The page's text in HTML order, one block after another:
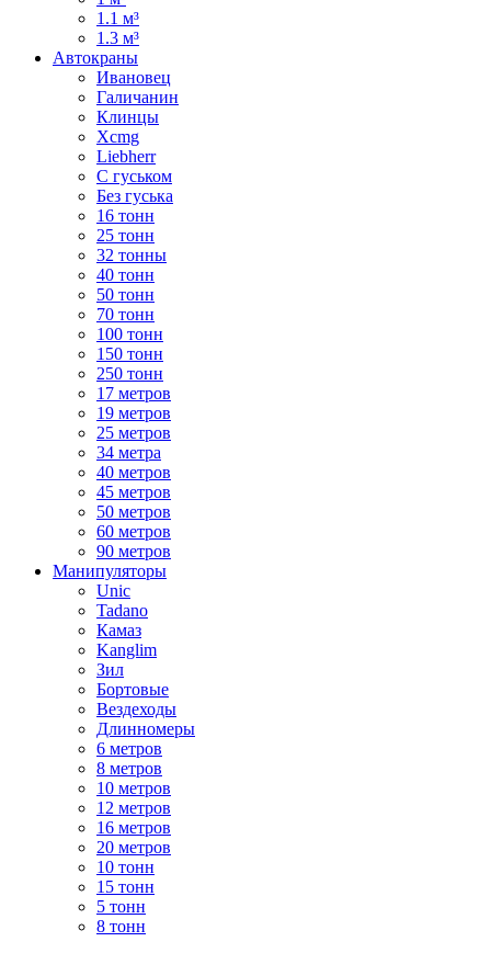
1.1 м³
1.3 м³
Автокраны
Ивановец
Галичанин
Клинцы
Xcmg
Liebherr
С гуськом
Без гуська
16 тонн
25 тонн
32 тонны
40 тонн
50 тонн
70 тонн
100 тонн
150 тонн
250 тонн
17 метров
19 метров
25 метров
34 метра
40 метров
45 метров
50 метров
60 метров
90 метров
Манипуляторы
Unic
Tadano
Камаз
Kanglim
Зил
Бортовые
Вездеходы
Длинномеры
6 метров
8 метров
10 метров
12 метров
16 метров
20 метров
10 тонн
15 тонн
5 тонн
8 тонн